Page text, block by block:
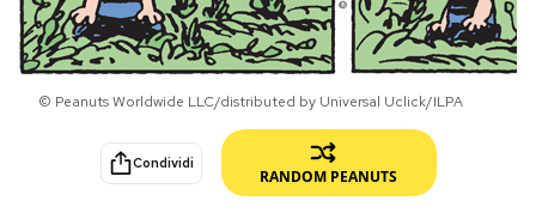
Sport
Mondiali calcio 2026
© Peanuts Worldwide LLC/distributed by Universal Uclick/ILPA
Condividi
RANDOM PEANUTS